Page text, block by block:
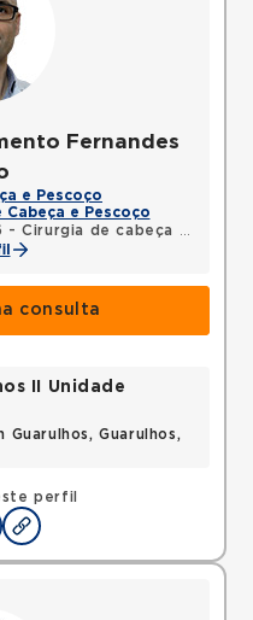
Fernandes
e Pescoço
e Pescoço
de cabeça e pescoço
consulta
perfil
II Unidade
Guarulhos,